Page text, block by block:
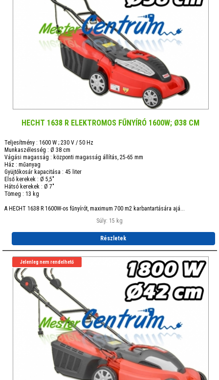
HECHT 1638 R ELEKTROMOS FŰNYÍRÓ 1600W; Ø38 CM
Teljesítmény : 1600 W ; 230 V / 50 Hz
Munkaszélesség : Ø 38 cm
Vágási magasság : központi magasság állítás, 25-65 mm
Ház : műanyag
Gyüjtőkosár kapacitása : 45 liter
Első kerekek : Ø 5,5"
Hátsó kerekek : Ø 7"
Tömeg : 13 kg
A HECHT 1638 R 1600W-os fűnyírót, maximum 700 m2 karbantartására ajá...
Súly: 15 kg
Részletek
Jelenleg nem rendelhető